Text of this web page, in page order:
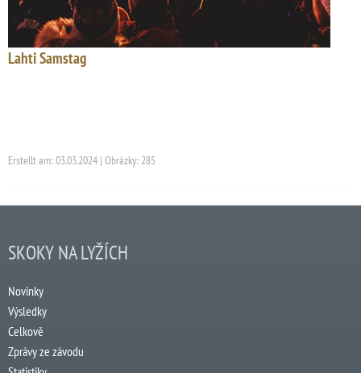
Lahti Samstag
Erstellt am: 03.03.2024 | Obrázky: 285
SKOKY NA LYŽÍCH
Novinky
Výsledky
Celkově
Zprávy ze závodu